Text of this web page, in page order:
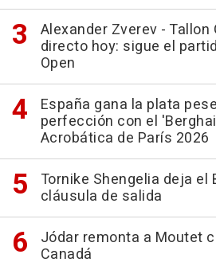
Alexander Zverev - Tallon
directo hoy: sigue el
Open
España gana la plata
perfección con el
Acrobática de París 2026
Tornike Shengelia deja
cláusula de salida
Jódar remonta a Moutet
Canadá